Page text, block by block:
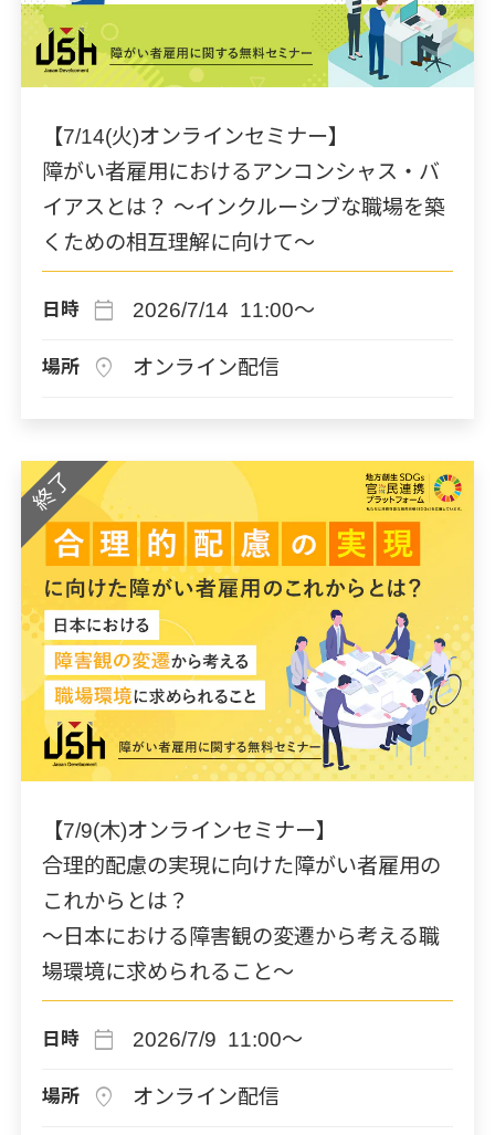
【7/14(火)オンラインセミナー】
障がい者雇用におけるアンコンシャス・バ
イアスとは？ ～インクルーシブな職場を築
くための相互理解に向けて～
日時 calendar_today 2026/7/14 11:00～
場所 location_on オンライン配信
終了
【7/9(木)オンラインセミナー】
合理的配慮の実現に向けた障がい者雇用の
これからとは？
～日本における障害観の変遷から考える職
場環境に求められること～
日時 calendar_today 2026/7/9 11:00～
場所 location_on オンライン配信